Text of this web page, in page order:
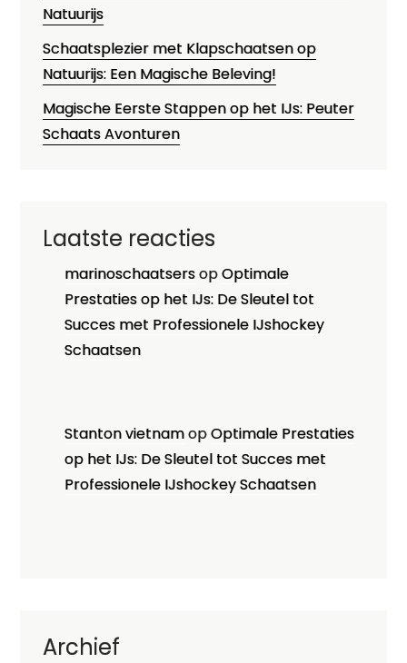
Natuurijs
Schaatsplezier met Klapschaatsen op
Natuurijs: Een Magische Beleving!
Magische Eerste Stappen op het IJs: Peuter
Schaats Avonturen
Laatste reacties
marinoschaatsersopOptimale
Prestaties op het IJs: De Sleutel tot
Succes met Professionele IJshockey
Schaatsen
Stanton vietnamopOptimale Prestaties
op het IJs: De Sleutel tot Succes met
Professionele IJshockey Schaatsen
Archief